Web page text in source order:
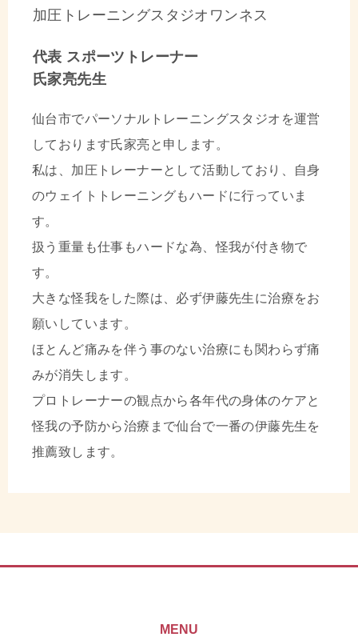
加圧トレーニングスタジオワンネス
代表 スポーツトレーナー
氏家亮先生
仙台市でパーソナルトレーニングスタジオを運営
しております氏家亮と申します。
私は、加圧トレーナーとして活動しており、自身
のウェイトトレーニングもハードに行っていま
す。
扱う重量も仕事もハードな為、怪我が付き物で
す。
大きな怪我をした際は、必ず伊藤先生に治療をお
願いしています。
ほとんど痛みを伴う事のない治療にも関わらず痛
みが消失します。
プロトレーナーの観点から各年代の身体のケアと
怪我の予防から治療まで仙台で一番の伊藤先生を
推薦致します。
MENU